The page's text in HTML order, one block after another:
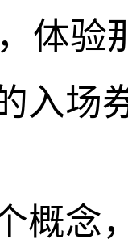
体验
入场
概念